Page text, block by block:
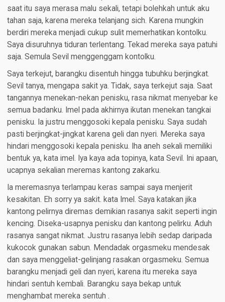
saat itu saya merasa malu sekali, tetapi bolehkah untuk aku
tahan saja, karena mereka telanjang sich. Karena mungkin
berdiri mereka menjadi cukup sulit memerhatikan kontolku.
Saya disuruhnya tiduran terlentang. Tekad mereka saya patuhi
saja. Semula Sevil menggenggam kontolku.
Saya terkejut, barangku disentuh hingga tubuhku berjingkat.
Sevil tanya, mengapa sakit ya. Tidak, saya terkejut saja. Saat
tangannya menekan-nekan penisku, rasa nikmat menyebar ke
semua badanku. Imel pada akhirnya ikutan menekan tangkai
penisku. Ia justru menggosoki kepala penisku. Saya sudah
pasti berjingkat-jingkat karena geli dan nyeri. Mereka saya
hindari menggosoki kepala penisku. Iha aneh sekali memiliki
bentuk ya, kata imel. Iya kaya ada topinya, kata Sevil. Ini apaan,
ucapnya sekalian meremas kantong zakarku.
Ia meremasnya terlampau keras sampai saya menjerit
kesakitan. Eh sorry ya sakit. kata Imel. Saya katakan jika
kantong pelirnya diremas demikian rasanya sakit seperti ingin
kencing. Diseka-usapnya penisku dan kantong pelirku. Aduh
rasanya sangat nikmat. Justru rasanya lebih sedap daripada
kukocok gunakan sabun. Mendadak orgasmeku mendesak
dan saya menggeliat-gelinjang rasakan orgasmeku. Semua
barangku menjadi geli dan nyeri, karena itu mereka saya
hindari sentuh kembali. Barangku saya bekap untuk
menghambat mereka sentuh .